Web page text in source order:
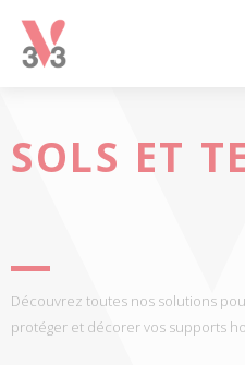
V33
Peintures
SOLS ET
Découvrez toutes nos solutions
protéger et décorer vos supports